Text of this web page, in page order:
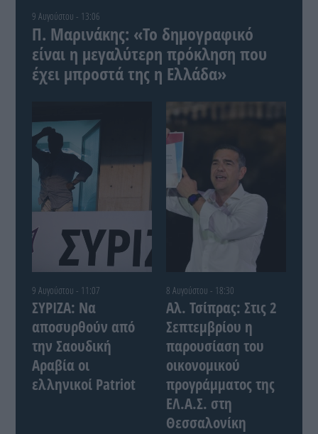
9 Αυγούστου - 13:06
Π. Μαρινάκης: «Το δημογραφικό
είναι η μεγαλύτερη πρόκληση που
έχει μπροστά της η Ελλάδα»
9 Αυγούστου - 11:07
ΣΥΡΙΖΑ: Να
αποσυρθούν από
την Σαουδική
Αραβία οι
ελληνικοί Patriot
8 Αυγούστου - 18:30
Αλ. Τσίπρας: Στις 2
Σεπτεμβρίου η
παρουσίαση του
οικονομικού
προγράμματος της
ΕΛ.Α.Σ. στη
Θεσσαλονίκη